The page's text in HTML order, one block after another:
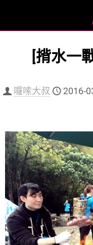
[揹水一
囉嗦大叔 2016-